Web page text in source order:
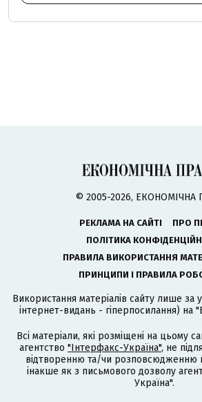
© 2005-2026, ЕКОНОМІЧНА
РЕКЛАМА НА САЙТІ
ПРО
ПОЛІТИКА
ПРАВИЛА ВИКОРИСТАННЯ
ПРИНЦИПИ І ПРАВИЛА
Використання матеріалів сайту лише за
інтернет-видань - гіперпосилання) на
Всі матеріали, які розміщені на цьому
агентство "Інтерфакс-Україна", не
відтворенню та/чи розповсюдженню
інакше як з письмового дозволу
Україна".